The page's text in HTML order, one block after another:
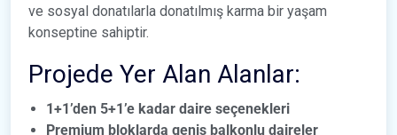
ve sosyal donatılarla donatılmış karma bir yaşam
konseptine sahiptir.
Projede Yer Alan Alanlar:
1+1’den 5+1’e kadar daire seçenekleri
Premium bloklarda geniş balkonlu daireler